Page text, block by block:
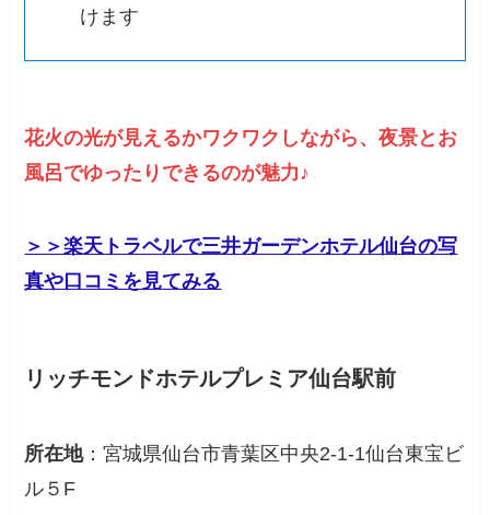
けます
花火の光が見えるかワクワクしながら、夜景とお
風呂でゆったりできるのが魅力♪
＞＞楽天トラベルで三井ガーデンホテル仙台の写
真や口コミを見てみる
リッチモンドホテルプレミア仙台駅前
所在地：宮城県仙台市青葉区中央2-1-1仙台東宝ビ
ル５F